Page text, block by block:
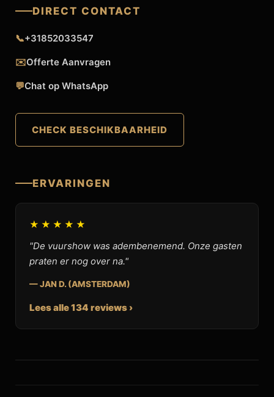
DIRECT CONTACT
📞+31852033547
✉️Offerte Aanvragen
💬Chat op WhatsApp
CHECK BESCHIKBAARHEID
ERVARINGEN
★★★★★
"De vuurshow was adembenemend. Onze gasten
praten er nog over na."
— JAN D. (AMSTERDAM)
Lees alle 134 reviews ›